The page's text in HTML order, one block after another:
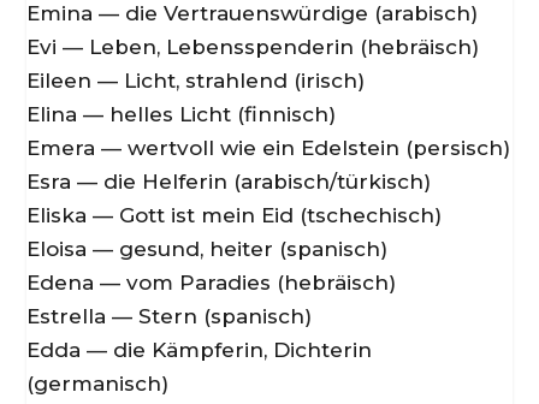
Emina — die Vertrauenswürdige (arabisch)
Evi — Leben, Lebensspenderin (hebräisch)
Eileen — Licht, strahlend (irisch)
Elina — helles Licht (finnisch)
Emera — wertvoll wie ein Edelstein (persisch)
Esra — die Helferin (arabisch/türkisch)
Eliska — Gott ist mein Eid (tschechisch)
Eloisa — gesund, heiter (spanisch)
Edena — vom Paradies (hebräisch)
Estrella — Stern (spanisch)
Edda — die Kämpferin, Dichterin
(germanisch)